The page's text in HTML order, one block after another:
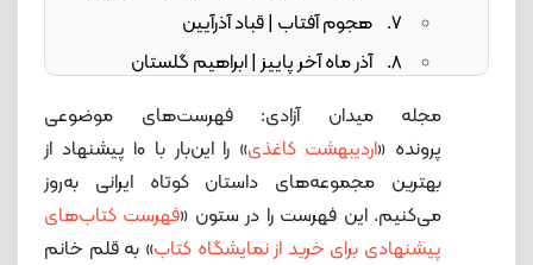
7. هجوم آفتاب | قباد آذرآیین
8. آذر ماه آخر پاییز | ابراهیم گلستان
10. داستان‌های شهر جنگی | حبیب احمدزاده
مجله میدان آزادی: فهرست‌های موضوعی
پرونده «اردیبهشت کاغذی
» را این‌بار با 10 پیشنهاد از
بهترین مجموعه‌های داستان کوتاه ایرانی به‌روز
می‌کنیم. این فهرست را در ستون «فهرست کتاب‌های
پیشنهادی برای خرید از نمایشگاه کتاب» به قلم خانم